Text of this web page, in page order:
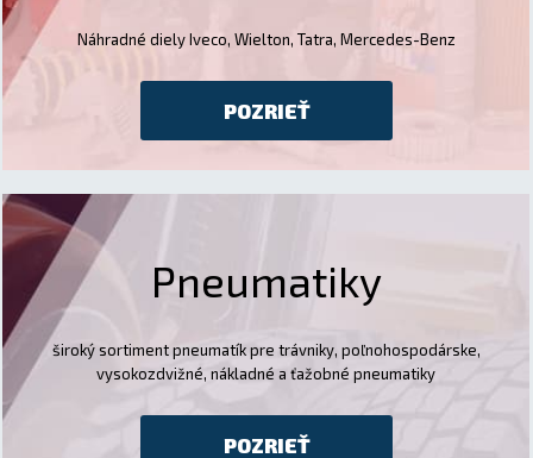
Náhradné diely Iveco, Wielton, Tatra, Mercedes-Benz
POZRIEŤ
Pneumatiky
široký sortiment pneumatík pre trávniky, poľnohospodárske,
vysokozdvižné, nákladné a ťažobné pneumatiky
POZRIEŤ